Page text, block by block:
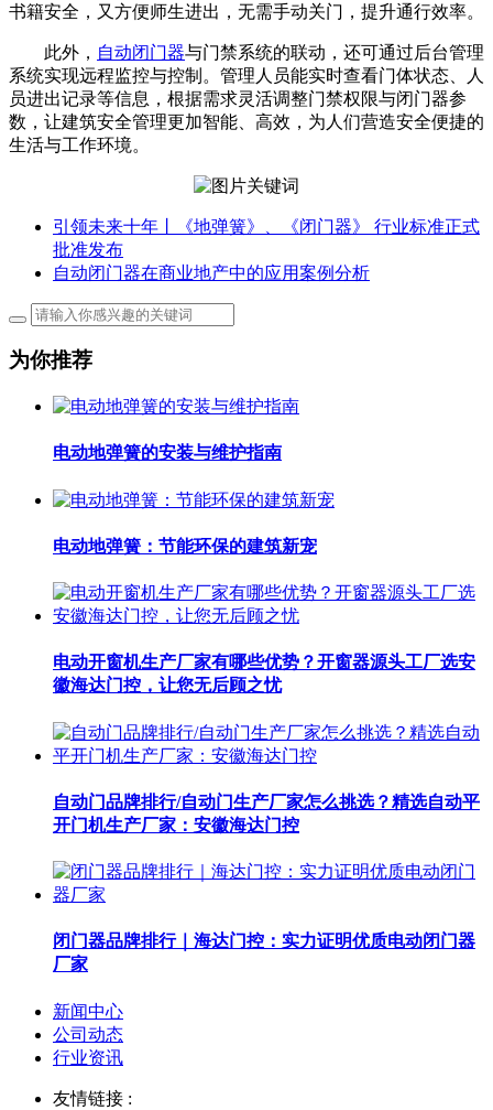
书籍安全，又方便师生进出，无需手动关门，提升通行效率。
此外， 自动闭门器与门禁系统的联动，还可通过后台管理
系统实现远程监控与控制。管理人员能实时查看门体状态、人
员进出记录等信息，根据需求灵活调整门禁权限与闭门器参
数，让建筑安全管理更加智能、高效，为人们营造安全便捷的
生活与工作环境。
引领未来十年丨《地弹簧》、《闭门器》 行业标准正式
批准发布
自动闭门器在商业地产中的应用案例分析
为你推荐
电动地弹簧的安装与维护指南
电动地弹簧：节能环保的建筑新宠
电动开窗机生产厂家有哪些优势？开窗器源头工厂选安
徽海达门控，让您无后顾之忧
自动门品牌排行/自动门生产厂家怎么挑选？精选自动平
开门机生产厂家：安徽海达门控
闭门器品牌排行｜海达门控：实力证明优质电动闭门器
厂家
新闻中心
公司动态
行业资讯
友情链接 :